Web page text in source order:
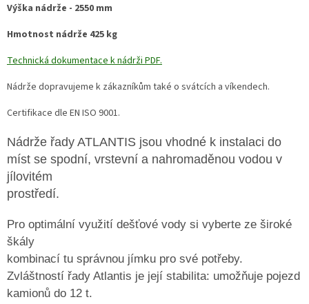
Výška nádrže - 2550 mm
Hmotnost nádrže 425 kg
Technická dokumentace k nádrži PDF.
Nádrže dopravujeme k zákazníkům také o svátcích a víkendech.
Certifikace dle EN ISO 9001.
Nádrže řady ATLANTIS jsou vhodné k instalaci do
míst se spodní, vrstevní a nahromaděnou vodou v
jílovitém
prostředí.
Pro optimální využití dešťové vody si vyberte ze široké
škály
kombinací tu správnou jímku pro své potřeby.
Zvláštností řady Atlantis je její stabilita: umožňuje pojezd
kamionů do 12 t.